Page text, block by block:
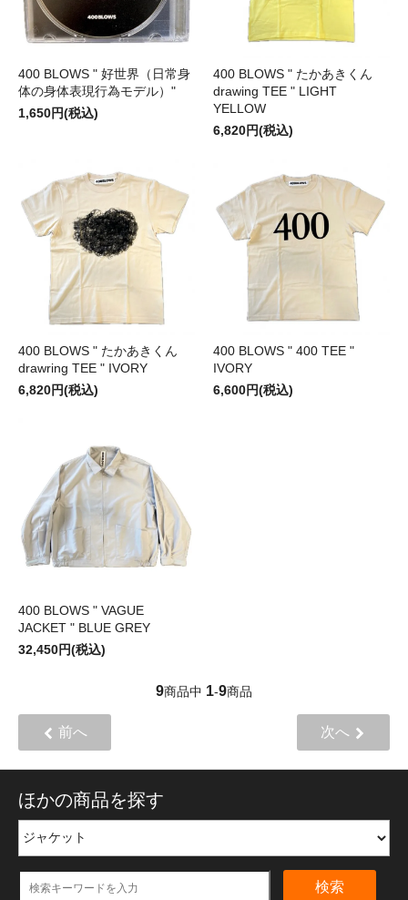
400 BLOWS " 好世界（日常身
体の身体表現行為モデル）"
1,650円(税込)
400 BLOWS " たかあきくん
drawing TEE " LIGHT
YELLOW
6,820円(税込)
400 BLOWS " たかあきくん
drawring TEE " IVORY
6,820円(税込)
400 BLOWS " 400 TEE "
IVORY
6,600円(税込)
400 BLOWS " VAGUE
JACKET " BLUE GREY
32,450円(税込)
9商品中 1-9商品
前へ 次へ
ほかの商品を探す
検索